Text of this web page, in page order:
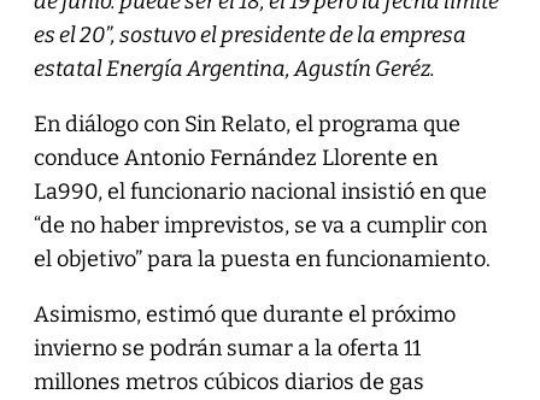
es el 20”, sostuvo el presidente de la empresa
estatal Energía Argentina, Agustín Geréz.
En diálogo con Sin Relato, el programa que
conduce Antonio Fernández Llorente en
La990, el funcionario nacional insistió en que
“de no haber imprevistos, se va a cumplir con
el objetivo” para la puesta en funcionamiento.
Asimismo, estimó que durante el próximo
invierno se podrán sumar a la oferta 11
millones metros cúbicos diarios de gas